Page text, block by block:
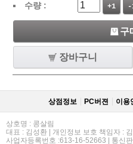
수량 :
+1 -
구
장바구니
상점정보 PC버젼 이용
상호명 : 콩살림
대표 : 김성환 | 개인정보 보호 책임자 :
사업자등록번호 :613-16-52663 | 통신